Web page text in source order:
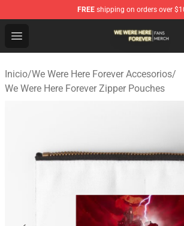
FREE shipping on orders over
Open menu
We Were Here Forever Shop -
Inicio/We Were Here Forever Accesorios/
We Were Here Forever Zipper Pouches